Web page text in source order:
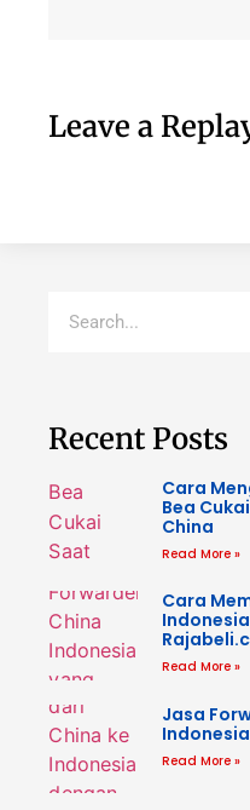
Leave a
Recent Posts
Cara
Bea
China
Read More »
Cara
Read More »
Jasa
Read More »